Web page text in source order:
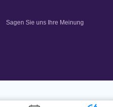
Sagen Sie uns Ihre Meinung